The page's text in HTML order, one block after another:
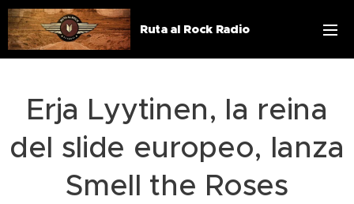
Ruta al Rock Radio
Erja Lyytinen, la reina
del slide europeo, lanza
Smell the Roses